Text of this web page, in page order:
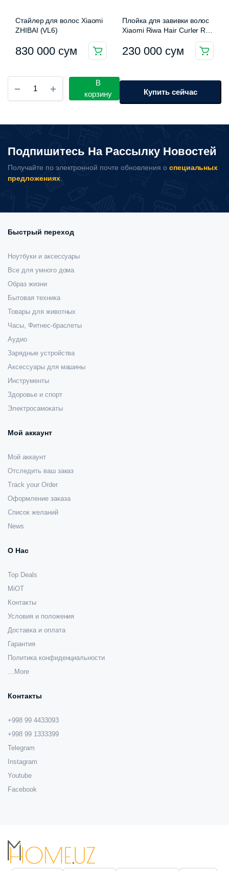
Стайлер для волос Xiaomi
ZHIBAI (VL6)
830 000 сум
Плойка для завивки волос
Xiaomi Riwa Hair Curler RB-
230 000 сум
Этот
имеет
несколько
вариаций.
на
странице
Xiaomi
ShowSee
V
количество
В
корзину
Купить сейчас
Подпишитесь На Рассылку Новостей
Получайте по электронной почте обновления о специальных
предложениях.
Быстрый переход
Ноутбуки и аксессуары
Все для умного дома
Образ жизни
Бытовая техника
Товары для животных
Часы, Фитнес-браслеты
Аудио
Зарядные устройства
Аксессуары для машины
Инструменты
Здоровье и спорт
Электросамокаты
Мой аккаунт
Мой аккаунт
Отследить ваш заказ
Track your Order
Оформление заказа
Список желаний
News
О Нас
Top Deals
MiOT
Контакты
Условия и положения
Доставка и оплата
Гарантия
Политика конфиденциальности
…More
Контакты
+998 99 4433093
+998 99 1333399
Telegram
Instagram
Youtube
Facebook